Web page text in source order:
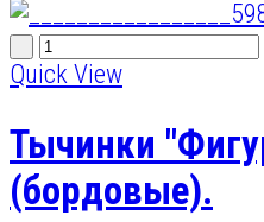
Quick View
Тычинки
(бордовые).